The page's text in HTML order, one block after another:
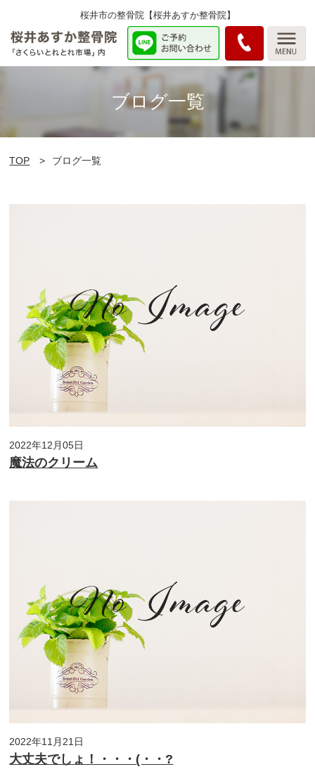
桜井市の整骨院【桜井あすか整骨院】
ブログ一覧
TOP ブログ一覧
2022年12月05日
魔法のクリーム
2022年11月21日
大丈夫でしょ！・・・(・・?